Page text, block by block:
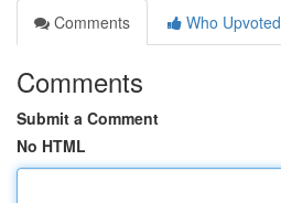
Comments
Who Upvoted
Comments
Submit a Comment
No HTML